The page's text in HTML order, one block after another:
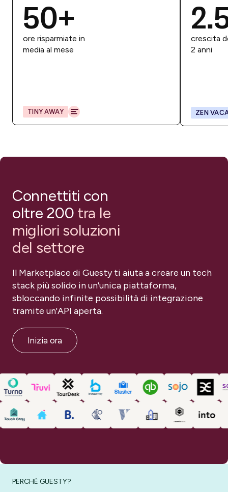
50+
ore risparmiate in
media al mese
TINY AWAY
crescita
2 anni
ZEN
Connettiti con
oltre 200 tra le
migliori soluzioni
del settore
Il Marketplace di Guesty ti aiuta a creare un tech
stack più solido in un'unica piattaforma,
sbloccando infinite possibilità di integrazione
tramite un'API aperta.
Inizia ora
PERCHÉ GUESTY?